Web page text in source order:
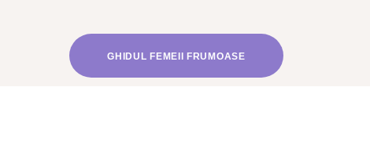
GHIDUL FEMEII FRUMOASE